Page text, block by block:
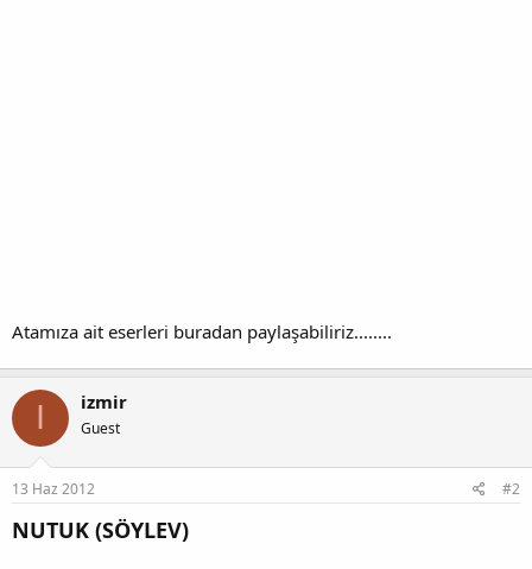
Atamıza ait eserleri buradan paylaşabiliriz........
I izmir
Guest
13 Haz 2012 #2
NUTUK (SÖYLEV)